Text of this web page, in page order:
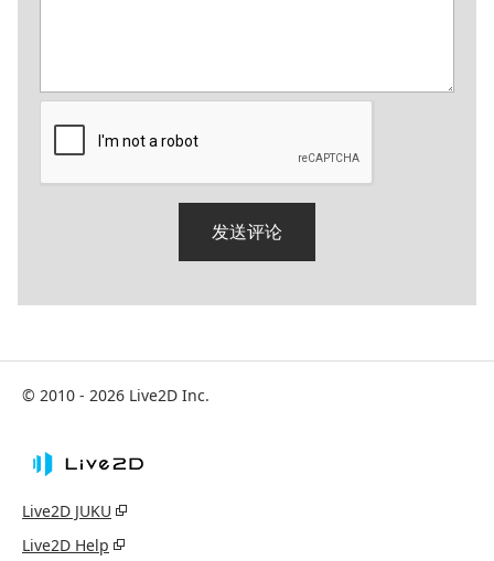
© 2010 - 2026 Live2D Inc.
Live2D JUKU
Live2D Help